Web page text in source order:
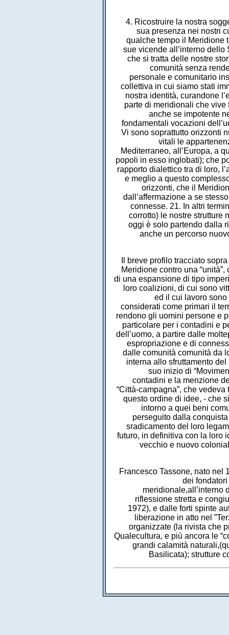
4. Ricostruire la nostra
sua presenza nei nostri
qualche tempo il Meridione
sue vicende all’interno
che si tratta delle nostre
comunità senza
personale e comunitario
collettiva in cui siamo stati
nostra identità, curandone
parte di meridionali che
anche se impotente
fondamentali vocazioni
Vi sono soprattutto orizzonti
vitali le
Mediterraneo, all’Europa, a
popoli in esso inglobati); che
rapporto dialettico tra di loro,
e meglio a questo
orizzonti, che il
dall’affermazione a se
connesse. 21. In altri
corrotto) le nostre strutture
oggi è solo partendo dalla
anche un percorso
Il breve profilo tracciato
Meridione contro una
di una espansione di tipo
loro coalizioni, di cui sono
ed il cui lavoro
considerati come primari il
rendono gli uomini persone e
particolare per i contadini e
dell’uomo, a partire dalle
espropriazione e di
dalle comunità comunità da
interna allo sfruttamento
suo inizio di
contadini e la menzione
“Città-campagna”, che
questo ordine di idee, - che
intorno a quei beni
perseguito dalla
sradicamento del loro
futuro, in definitiva con la loro
vecchio e nuovo
Francesco Tassone, nato nel
dei
meridionale,all’interno
riflessione stretta e
1972), e dalle forti spinte
liberazione in atto nel
organizzate (la rivista che
Qualecultura, e più ancora le
grandi calamità
Basilicata); strutture